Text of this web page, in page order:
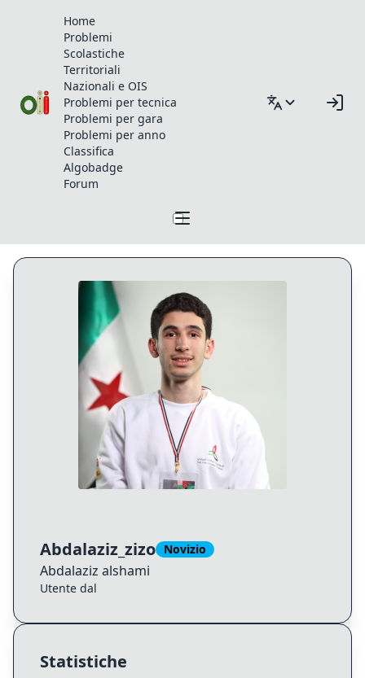
Home
Problemi
Scolastiche
Territoriali
Nazionali e OIS
Problemi per tecnica
Problemi per gara
Problemi per anno
Classifica
Algobadge
Forum
Profilo di Abdalaziz_zizo
Abdalaziz_zizo Novizio
Abdalaziz alshami
Utente dal
Statistiche